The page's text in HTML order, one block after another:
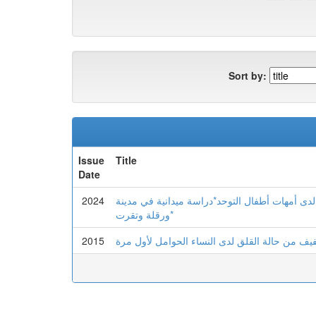
Sort by:
Issue
Date
Title
2024
أمهات أطفال التوحد*دراسة ميدانية في مدينة
ورقلة وتقرت*
2015 من حالة القلق لدى النساء الحوامل لأول مرة